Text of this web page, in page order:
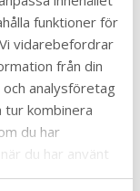
funktioner för
vidarebefordrar
från din
analysföretag
tur kombinera
du har
du har använt
betydande
2024 är
genomförande